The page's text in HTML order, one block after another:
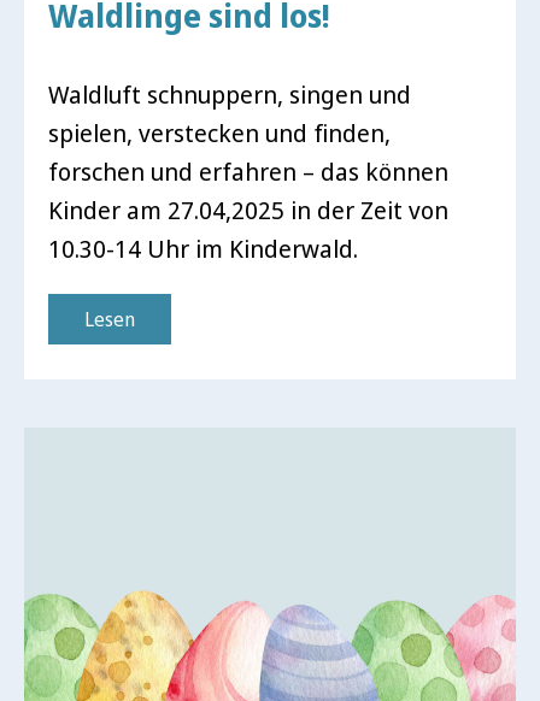
Waldlinge sind los!
Waldluft schnuppern, singen und
spielen, verstecken und finden,
forschen und erfahren – das können
Kinder am 27.04,2025 in der Zeit von
10.30-14 Uhr im Kinderwald.
Lesen